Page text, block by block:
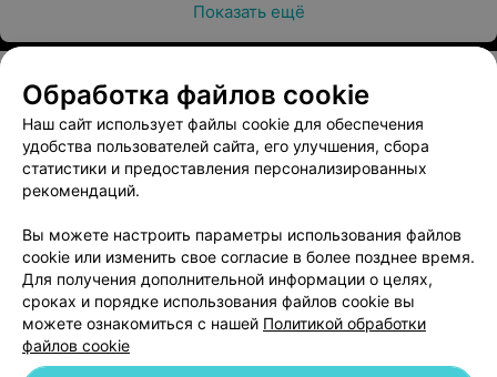
Показать ещё
О проекте Новости проекта
Размещение рекламы
Публичный договор
Пользовательское соглашение
Написать руководителю 103.by
Написать в поддержку
Персональные настройки cookie
Обработка персональных данных
Обработка файлов cookie
Наш сайт использует файлы cookie для обеспечения
удобства пользователей сайта, его улучшения, сбора
статистики и предоставления персонализированных
рекомендаций.
Вы можете настроить параметры использования файлов
cookie или изменить свое согласие в более позднее время.
Для получения дополнительной информации о целях,
сроках и порядке использования файлов cookie вы
можете ознакомиться с нашей Политикой обработки
файлов cookie